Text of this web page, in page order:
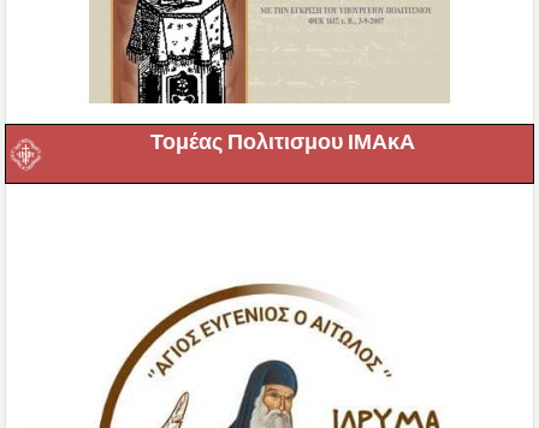
Τομέας Πολιτισμου ΙΜΑκΑ